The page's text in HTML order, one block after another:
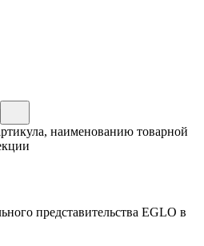
наименованию товарной
представительства EGLO в